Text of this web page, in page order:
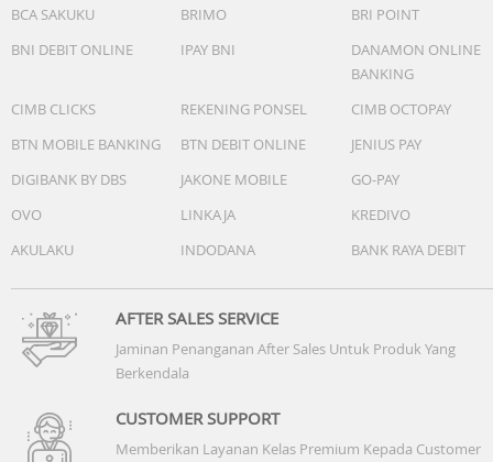
BCA SAKUKU
BRIMO
BRI POINT
BNI DEBIT ONLINE
IPAY BNI
DANAMON ONLINE
BANKING
CIMB CLICKS
REKENING PONSEL
CIMB OCTOPAY
BTN MOBILE BANKING
BTN DEBIT ONLINE
JENIUS PAY
DIGIBANK BY DBS
JAKONE MOBILE
GO-PAY
OVO
LINKAJA
KREDIVO
AKULAKU
INDODANA BANK RAYA DEBIT
AFTER SALES SERVICE
Jaminan Penanganan After Sales Untuk Produk Yang
Berkendala
CUSTOMER SUPPORT
Memberikan Layanan Kelas Premium Kepada Customer